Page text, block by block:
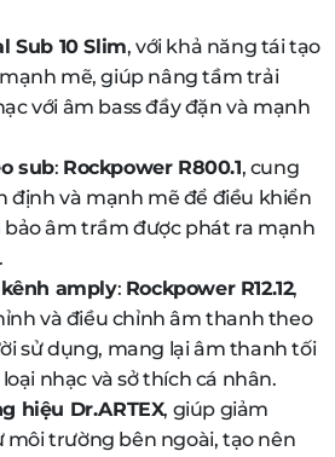
Sub 10 Slim, với khả năng tái tạo
mẽ, giúp nâng tầm trải
với âm bass đầy đặn và mạnh
sub: Rockpower R800.1, cung
định và mạnh mẽ để điều khiển
âm trầm được phát ra mạnh
kênh amply: Rockpower R12.12,
và điều chỉnh âm thanh theo
sử dụng, mang lại âm thanh tối
nhạc và sở thích cá nhân.
hiệu Dr.ARTEX, giúp giảm
trường bên ngoài, tạo nên